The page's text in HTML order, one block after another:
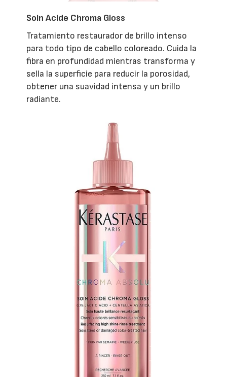
Soin Acide Chroma Gloss
Tratamiento restaurador de brillo intenso
para todo tipo de cabello coloreado. Cuida la
fibra en profundidad mientras transforma y
sella la superficie para reducir la porosidad,
obtener una suavidad intensa y un brillo
radiante.